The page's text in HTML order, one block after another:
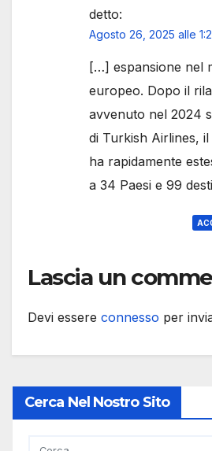
detto:
Agosto 26, 2025 alle
[…] espansione nel
europeo. Dopo il
avvenuto nel 2024
di Turkish Airlines,
ha rapidamente
a 34 Paesi e 99
Lascia un
Devi essere connesso per
Cerca Nel Nostro Sito